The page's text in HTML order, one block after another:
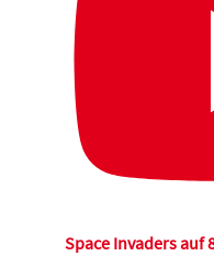
Space Invaders auf